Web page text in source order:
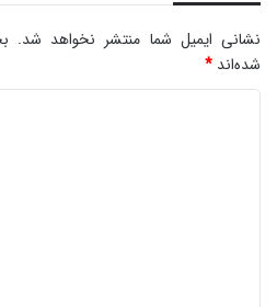
نشانی ایمیل شما منتشر نخواهد شد.
شده‌اند *